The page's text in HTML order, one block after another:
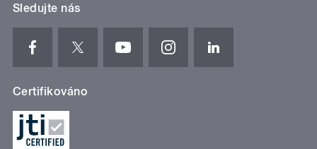
Sledujte nás
Certifikováno